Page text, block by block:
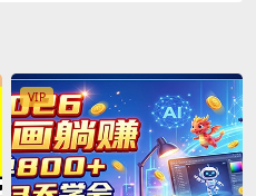
布美女写真图片)
VIP